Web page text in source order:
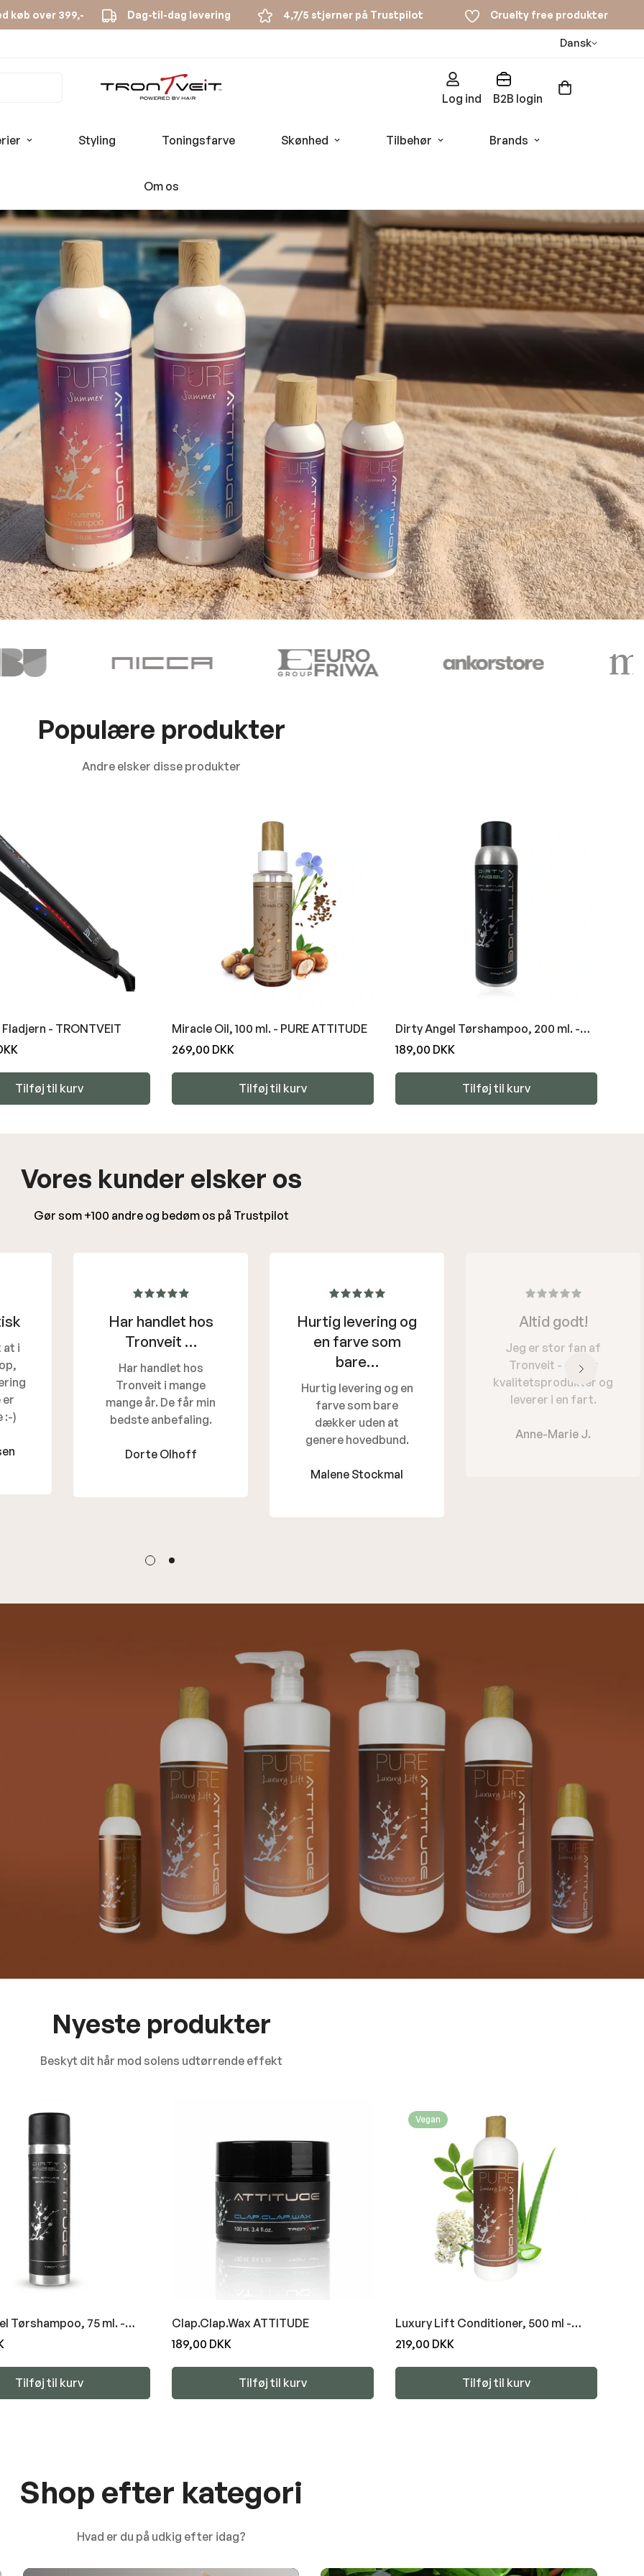
køb over 399,- Dag-til-dag levering 4,7/5 stjerner på Trustpilot Cruelty free produkter
Dansk
Log ind B2B login
Styling Toningsfarve Skønhed Tilbehør Brands
Om os
Populære produkter
Andre elsker disse produkter
- TRONTVEIT
Tilføj til kurv
Miracle Oil, 100 ml. - PURE ATTITUDE
Normal
269,00 DKK
Tilføj til kurv
Dirty Angel Tørshampoo, 200 ml. -
ATTITUDE
Normal
189,00 DKK
Tilføj til kurv
Vores kunder elsker os
Gør som +100 andre og bedøm os på Trustpilot
at i
er
:-)
Har handlet hos
Tronveit …
Har handlet hos
Tronveit i mange
mange år. De får min
bedste anbefaling.
Dorte Olhoff
Hurtig levering og
en farve som
bare…
Hurtig levering og en
farve som bare
dækker uden at
genere hovedbund.
Malene Stockmal
Altid godt!
Jeg er stor fan af
Tronveit - de har
kvalitetsprodukter og
leverer i en fart.
Anne-Marie J.
Nyeste produkter
Beskyt dit hår mod solens udtørrende effekt
Tørshampoo, 75 ml. -
Tilføj til kurv
Clap.Clap.Wax ATTITUDE
Normal
189,00 DKK
Tilføj til kurv
Vegan
Luxury Lift Conditioner, 500 ml -
PURE ATTITUDE
Normal
219,00 DKK
Tilføj til kurv
Shop efter kategori
Hvad er du på udkig efter idag?